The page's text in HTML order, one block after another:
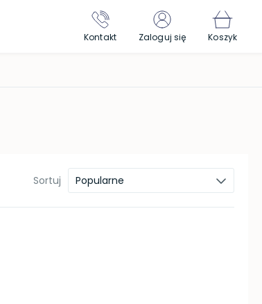
Kontakt Zaloguj się Koszyk
Sortuj Popularne